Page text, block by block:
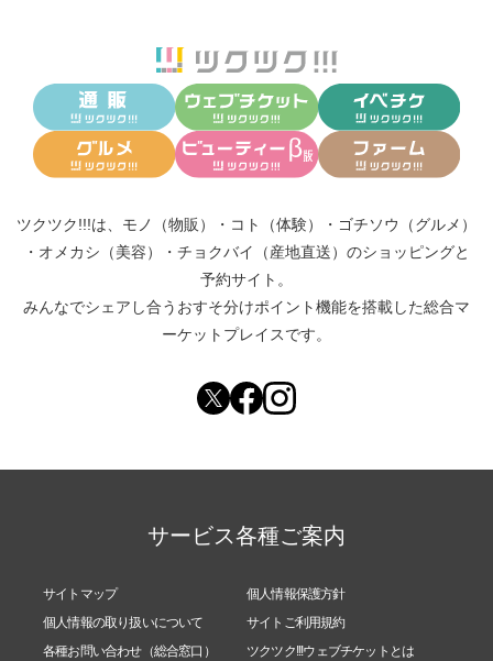
ツクツク!!!は、 モノ（物販） ・ コト（体験） ・ ゴチソウ（グルメ）
・ オメカシ（美容） ・ チョクバイ（産地直送） のショッピングと
予約サイト。
みんなでシェアし合う おすそ分けポイント機能を搭載した総合マ
ーケットプレイスです。
サービス各種ご案内
サイトマップ
個人情報保護方針
個人情報の取り扱いについて
サイトご利用規約
各種お問い合わせ（総合窓口）
ツクツク!!!ウェブチケットとは